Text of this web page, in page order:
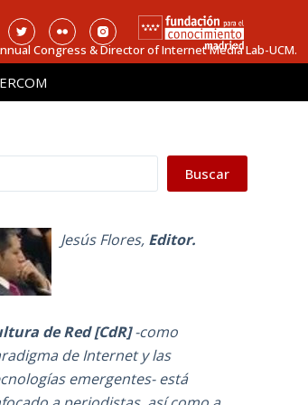
Congress & Director of Internet Media Lab-UCM.
Buscar
Jesús Flores, Editor.
de Red [CdR]-como
de Internet y las
emergentes-está